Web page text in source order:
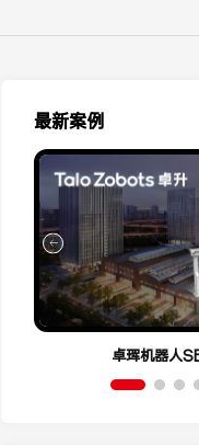
最新案例
卓珲机器人